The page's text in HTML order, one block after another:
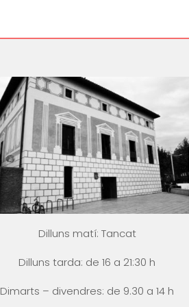
Dilluns matí: Tancat
Dilluns tarda: de 16 a 21:30 h
Dimarts – divendres: de 9.30 a 14 h